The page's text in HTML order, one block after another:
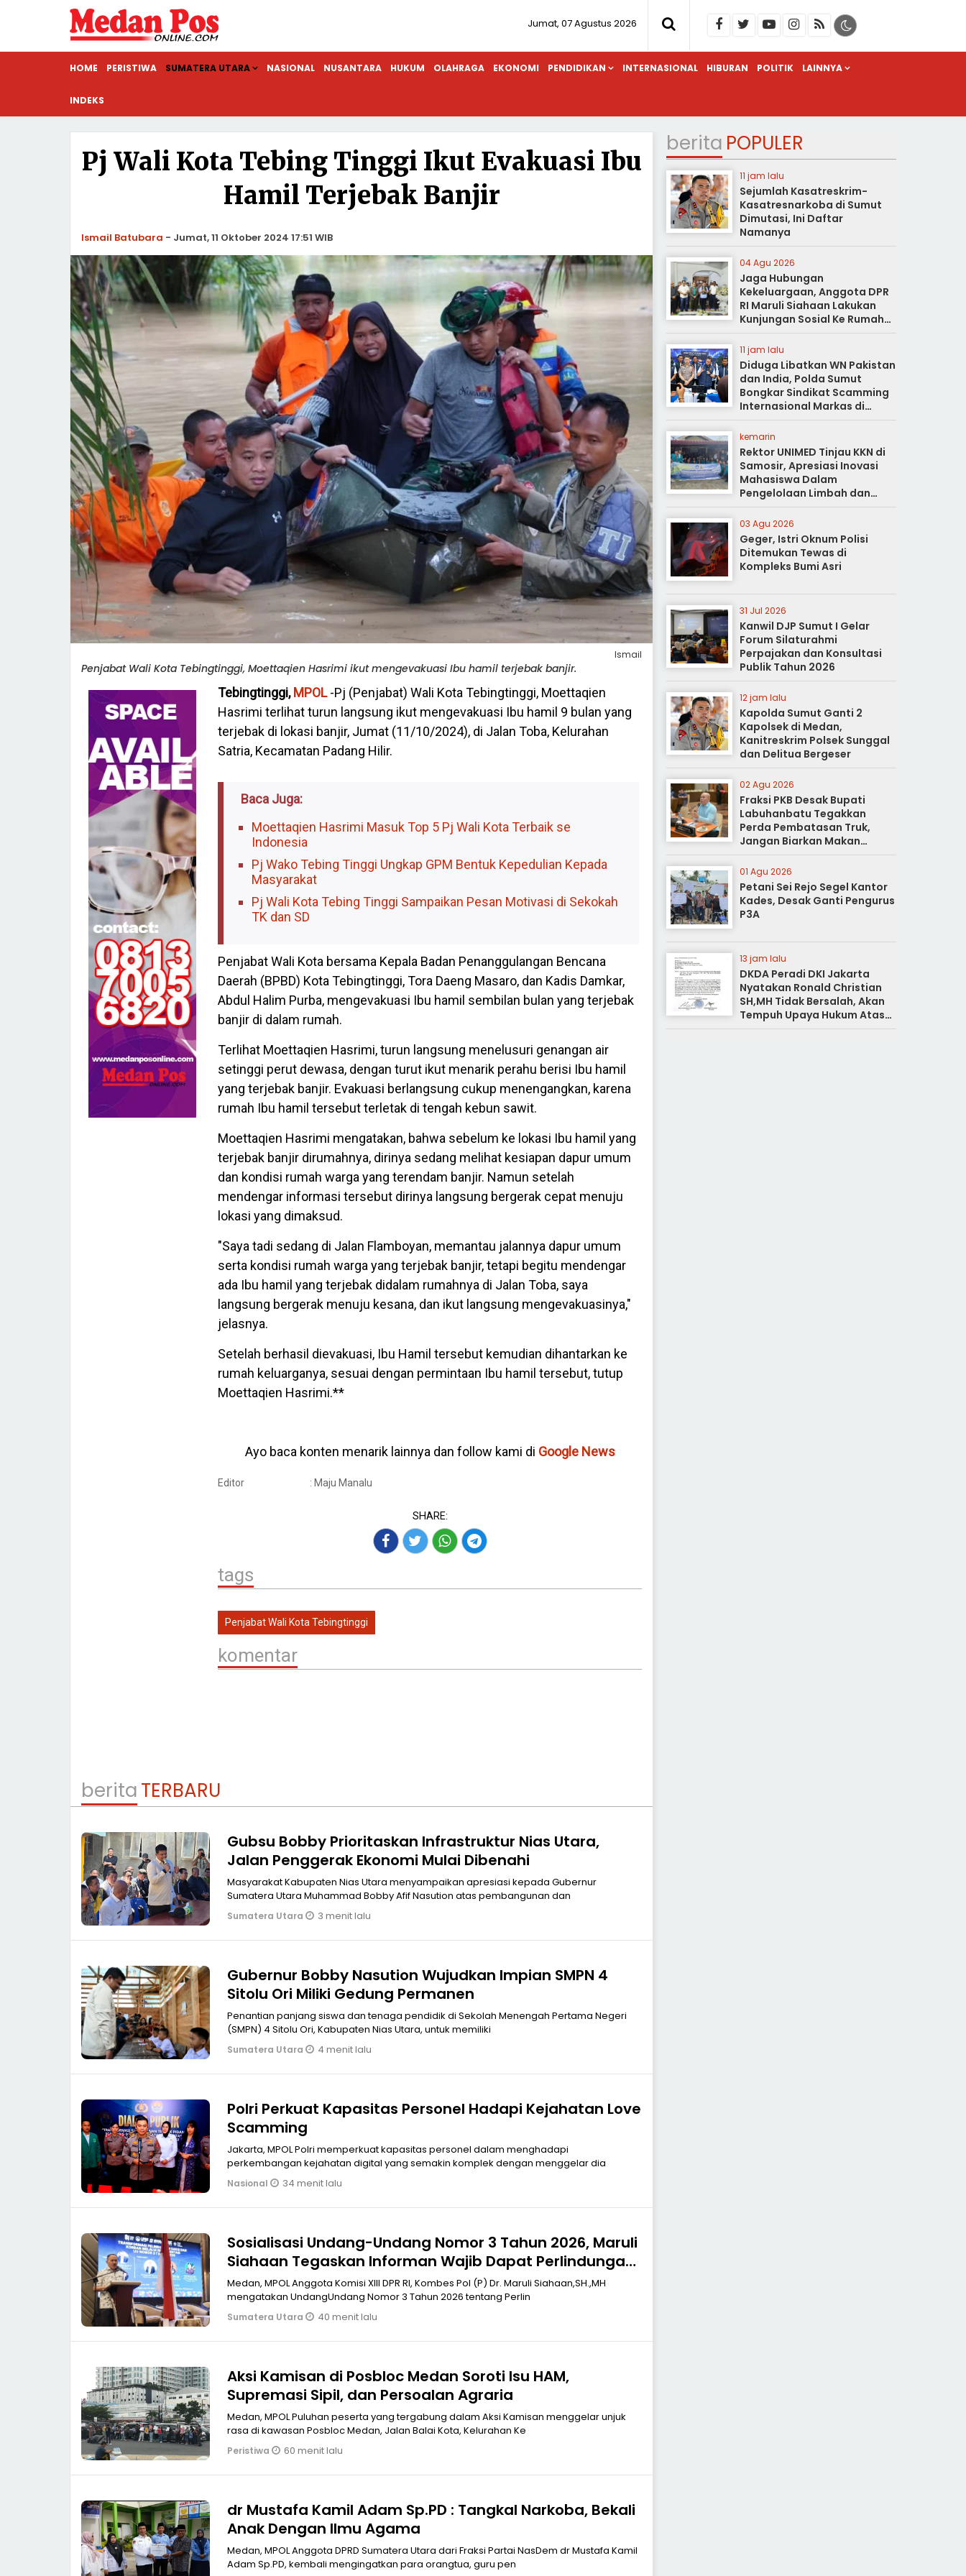
Jumat, 07 Agustus 2026
HOME PERISTIWA SUMATERA UTARA NASIONAL NUSANTARA HUKUM OLAHRAGA EKONOMI PENDIDIKAN INTERNASIONAL HIBURAN POLITIK LAINNYA
INDEKS
Pj Wali Kota Tebing Tinggi Ikut Evakuasi Ibu
Hamil Terjebak Banjir
Ismail Batubara - Jumat, 11 Oktober 2024 17:51 WIB
Ismail
Penjabat Wali Kota Tebingtinggi, Moettaqien Hasrimi ikut mengevakuasi Ibu hamil terjebak banjir.
Tebingtinggi, MPOL-Pj (Penjabat) Wali Kota Tebingtinggi, Moettaqien
Hasrimi terlihat turun langsung ikut mengevakuasi Ibu hamil 9 bulan yang
terjebak di lokasi banjir, Jumat (11/10/2024), di Jalan Toba, Kelurahan
Satria, Kecamatan Padang Hilir.
Baca Juga:
Moettaqien Hasrimi Masuk Top 5 Pj Wali Kota Terbaik se
Indonesia
Pj Wako Tebing Tinggi Ungkap GPM Bentuk Kepedulian Kepada
Masyarakat
Pj Wali Kota Tebing Tinggi Sampaikan Pesan Motivasi di Sekokah
TK dan SD
Penjabat Wali Kota bersama Kepala Badan Penanggulangan Bencana
Daerah (BPBD) Kota Tebingtinggi, Tora Daeng Masaro, dan Kadis Damkar,
Abdul Halim Purba, mengevakuasi Ibu hamil sembilan bulan yang terjebak
banjir di dalam rumah.
Terlihat Moettaqien Hasrimi, turun langsung menelusuri genangan air
setinggi perut dewasa, dengan turut ikut menarik perahu berisi Ibu hamil
yang terjebak banjir. Evakuasi berlangsung cukup menengangkan, karena
rumah Ibu hamil tersebut terletak di tengah kebun sawit.
Moettaqien Hasrimi mengatakan, bahwa sebelum ke lokasi Ibu hamil yang
terjebak banjir dirumahnya, dirinya sedang melihat kesiapan dapur umum
dan kondisi rumah warga yang terendam banjir. Namun setelah
mendengar informasi tersebut dirinya langsung bergerak cepat menuju
lokasi yang dimaksud.
"Saya tadi sedang di Jalan Flamboyan, memantau jalannya dapur umum
serta kondisi rumah warga yang terjebak banjir, tetapi begitu mendengar
ada Ibu hamil yang terjebak didalam rumahnya di Jalan Toba, saya
langsung bergerak menuju kesana, dan ikut langsung mengevakuasinya,"
jelasnya.
Setelah berhasil dievakuasi, Ibu Hamil tersebut kemudian dihantarkan ke
rumah keluarganya, sesuai dengan permintaan Ibu hamil tersebut, tutup
Moettaqien Hasrimi.**
Ayo baca konten menarik lainnya dan follow kami di Google News
Editor : Maju Manalu
SHARE:
tags
Penjabat Wali Kota Tebingtinggi
komentar
beritaTERBARU
Gubsu Bobby Prioritaskan Infrastruktur Nias Utara,
Jalan Penggerak Ekonomi Mulai Dibenahi
Masyarakat Kabupaten Nias Utara menyampaikan apresiasi kepada Gubernur
Sumatera Utara Muhammad Bobby Afif Nasution atas pembangunan dan
Sumatera Utara 3 menit lalu
Gubernur Bobby Nasution Wujudkan Impian SMPN 4
Sitolu Ori Miliki Gedung Permanen
Penantian panjang siswa dan tenaga pendidik di Sekolah Menengah Pertama Negeri
(SMPN) 4 Sitolu Ori, Kabupaten Nias Utara, untuk memiliki
Sumatera Utara 4 menit lalu
Polri Perkuat Kapasitas Personel Hadapi Kejahatan Love
Scamming
Jakarta, MPOL Polri memperkuat kapasitas personel dalam menghadapi
perkembangan kejahatan digital yang semakin komplek dengan menggelar dia
Nasional 34 menit lalu
Sosialisasi Undang-Undang Nomor 3 Tahun 2026, Maruli
Siahaan Tegaskan Informan Wajib Dapat Perlindungan
LPSK
Medan, MPOL Anggota Komisi XIII DPR RI, Kombes Pol (P) Dr. Maruli Siahaan,SH.,MH
mengatakan UndangUndang Nomor 3 Tahun 2026 tentang Perlin
Sumatera Utara 40 menit lalu
Aksi Kamisan di Posbloc Medan Soroti Isu HAM,
Supremasi Sipil, dan Persoalan Agraria
Medan, MPOL Puluhan peserta yang tergabung dalam Aksi Kamisan menggelar unjuk
rasa di kawasan Posbloc Medan, Jalan Balai Kota, Kelurahan Ke
Peristiwa 60 menit lalu
dr Mustafa Kamil Adam Sp.PD : Tangkal Narkoba, Bekali
Anak Dengan Ilmu Agama
Medan, MPOL Anggota DPRD Sumatera Utara dari Fraksi Partai NasDem dr Mustafa Kamil
Adam Sp.PD, kembali mengingatkan para orangtua, guru pen
berita POPULER
11 jam lalu
Sejumlah Kasatreskrim-
Kasatresnarkoba di Sumut
Dimutasi, Ini Daftar
Namanya
04 Agu 2026
Jaga Hubungan
Kekeluargaan, Anggota DPR
RI Maruli Siahaan Lakukan
Kunjungan Sosial Ke Rumah
Duka
11 jam lalu
Diduga Libatkan WN Pakistan
dan India, Polda Sumut
Bongkar Sindikat Scamming
Internasional Markas di
Apartemen Podomoro
kemarin
Rektor UNIMED Tinjau KKN di
Samosir, Apresiasi Inovasi
Mahasiswa Dalam
Pengelolaan Limbah dan
Pertanian Ramah Lingkungan
03 Agu 2026
Geger, Istri Oknum Polisi
Ditemukan Tewas di
Kompleks Bumi Asri
31 Jul 2026
Kanwil DJP Sumut I Gelar
Forum Silaturahmi
Perpajakan dan Konsultasi
Publik Tahun 2026
12 jam lalu
Kapolda Sumut Ganti 2
Kapolsek di Medan,
Kanitreskrim Polsek Sunggal
dan Delitua Bergeser
02 Agu 2026
Fraksi PKB Desak Bupati
Labuhanbatu Tegakkan
Perda Pembatasan Truk,
Jangan Biarkan Makan
Korban
01 Agu 2026
Petani Sei Rejo Segel Kantor
Kades, Desak Ganti Pengurus
P3A
13 jam lalu
DKDA Peradi DKI Jakarta
Nyatakan Ronald Christian
SH,MH Tidak Bersalah, Akan
Tempuh Upaya Hukum Atas
Pemberitaan Yang Tidak